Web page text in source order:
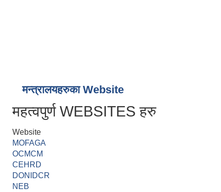
मन्त्रालयहरुका Website
महत्वपुर्ण WEBSITES हरु
Website
MOFAGA
OCMCM
CEHRD
DONIDCR
NEB